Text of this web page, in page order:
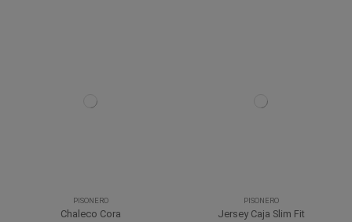
PISONERO
Chaleco Cora
PISONERO
Jersey Caja Slim Fit